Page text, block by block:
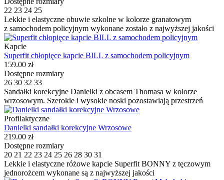
22 23 24 25
Lekkie i elastyczne obuwie szkolne w kolorze granatowym
z samochodem policyjnym wykonane zostało z najwyższej jakości
Kapcie
Superfit chłopięce kapcie BILL z samochodem policyjnym
159.00 zł
Dostępne rozmiary
26 30 32 33
Sandałki korekcyjne Danielki z obcasem Thomasa w kolorze
wrzosowym. Szerokie i wysokie noski pozostawiają przestrzeń
Profilaktyczne
Danielki sandałki korekcyjne Wrzosowe
219.00 zł
Dostępne rozmiary
20 21 22 23 24 25 26 28 30 31
Lekkie i elastyczne różowe kapcie Superfit BONNY z tęczowym
jednorożcem wykonane są z najwyższej jakości